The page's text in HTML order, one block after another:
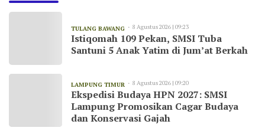
TULANG BAWANG 8 Agustus 2026 | 09:23
Istiqomah 109 Pekan, SMSI Tuba
Santuni 5 Anak Yatim di Jum’at Berkah
LAMPUNG TIMUR 8 Agustus 2026 | 09:20
Ekspedisi Budaya HPN 2027: SMSI
Lampung Promosikan Cagar Budaya
dan Konservasi Gajah